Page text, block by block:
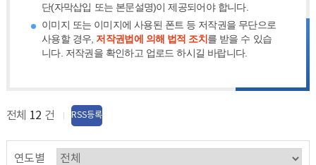
단(자막삽입 또는 본문설명)이 제공되어야 합니다.
이미지 또는 이미지에 사용된 폰트 등 저작권을 무단으로
사용할 경우, 저작권법에 의해 법적 조치 를 받을 수 있습
니다. 저작권을 확인하고 업로드 하시길 바랍니다.
전체 12 건 RSS등록
연도별